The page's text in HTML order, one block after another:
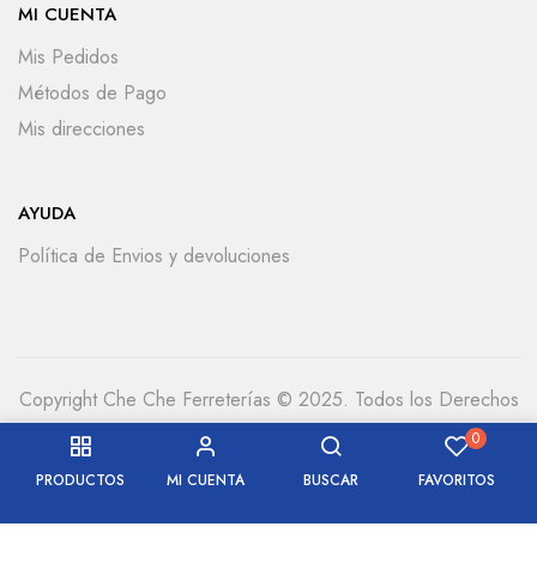
PRODUCTOS MI CUENTA BUSCAR
0
FAVORITOS
MI CUENTA
Mis Pedidos
Métodos de Pago
Mis direcciones
AYUDA
Política de Envios y devoluciones
Copyright Che Che Ferreterías © 2025. Todos los Derechos
Reservados